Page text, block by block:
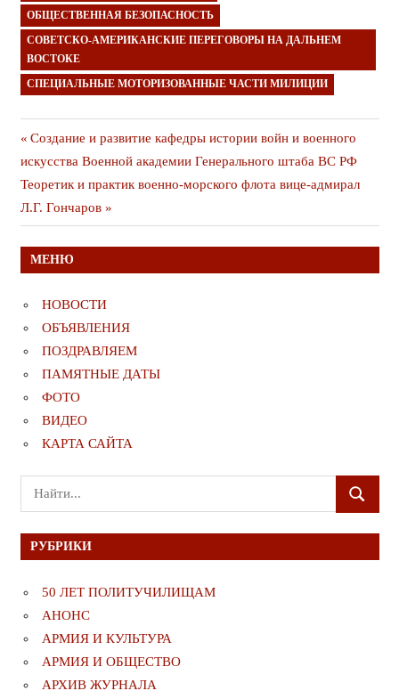
ОБЩЕСТВЕННАЯ БЕЗОПАСНОСТЬ
СОВЕТСКО-АМЕРИКАНСКИЕ ПЕРЕГОВОРЫ НА ДАЛЬНЕМ
ВОСТОКЕ
СПЕЦИАЛЬНЫЕ МОТОРИЗОВАННЫЕ ЧАСТИ МИЛИЦИИ
Навигация
по
записям
Предыдущая
публикация
Создание и развитие кафедры истории войн и военного
искусства Военной академии Генерального штаба ВС РФ
Следующая
публикация
Теоретик и практик военно-морского флота вице-адмирал
Л.Г. Гончаров
МЕНЮ
НОВОСТИ
ОБЪЯВЛЕНИЯ
ПОЗДРАВЛЯЕМ
ПАМЯТНЫЕ ДАТЫ
ФОТО
ВИДЕО
КАРТА САЙТА
Поиск
для:
ПОИСК
РУБРИКИ
50 ЛЕТ ПОЛИТУЧИЛИЩАМ
АНОНС
АРМИЯ И КУЛЬТУРА
АРМИЯ И ОБЩЕСТВО
АРХИВ ЖУРНАЛА